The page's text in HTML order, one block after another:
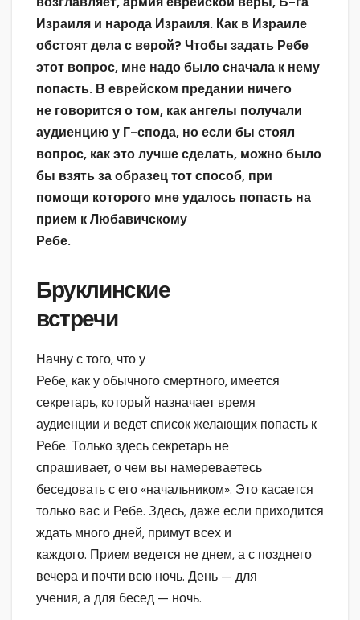
Израиля и народа Израиля. Как в Израиле
обстоят дела с верой? Чтобы задать Ребе
этот вопрос, мне надо было сначала к нему
попасть. В еврейском предании ничего
не говорится о том, как ангелы получали
аудиенцию у Г-спода, но если бы стоял
вопрос, как это лучше сделать, можно было
бы взять за образец тот способ, при
помощи которого мне удалось попасть на
прием к Любавичскому
Ребе.
Бруклинские
встречи
Начну с того, что у
Ребе, как у обычного смертного, имеется
секретарь, который назначает время
аудиенции и ведет список желающих попасть к
Ребе. Только здесь секретарь не
спрашивает, о чем вы намереваетесь
беседовать с его «начальником». Это касается
только вас и Ребе. Здесь, даже если приходится
ждать много дней, примут всех и
каждого. Прием ведется не днем, а с позднего
вечера и почти всю ночь. День — для
учения, а для бесед — ночь.